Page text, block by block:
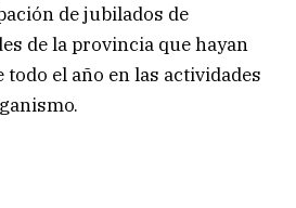
de jubilados de
de la provincia que hayan
el año en las actividades